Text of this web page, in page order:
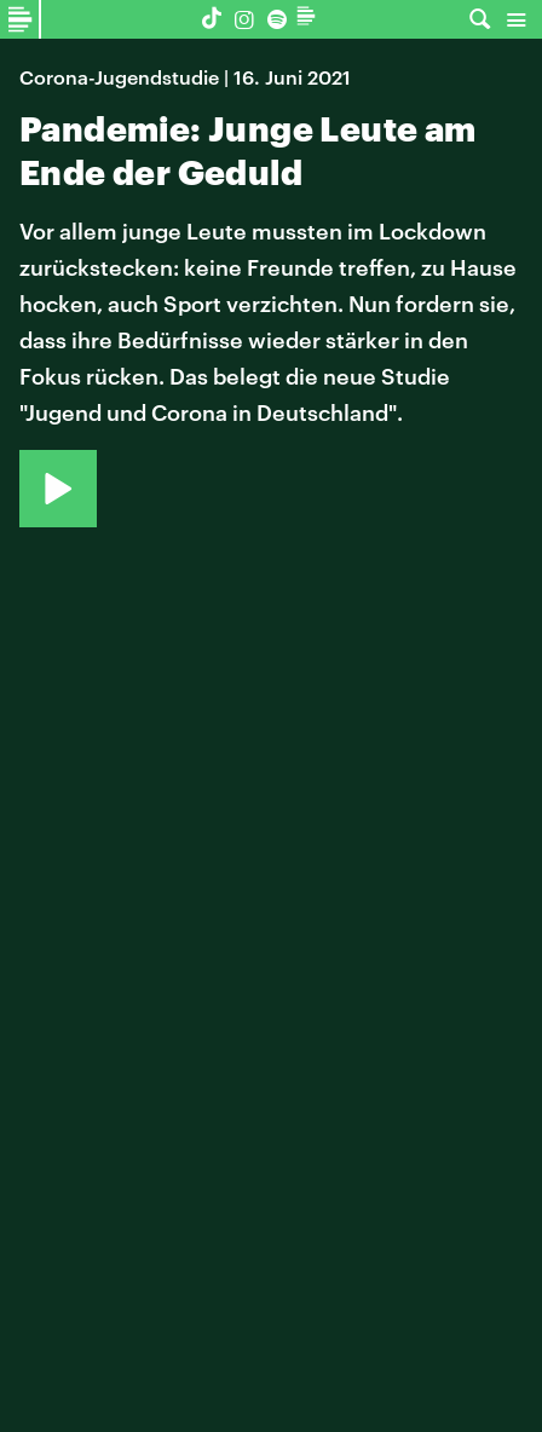
Corona-Jugendstudie | 16. Juni 2021
Pandemie: Junge Leute am
Ende der Geduld
Vor allem junge Leute mussten im Lockdown
zurückstecken: keine Freunde treffen, zu Hause
hocken, auch Sport verzichten. Nun fordern sie,
dass ihre Bedürfnisse wieder stärker in den
Fokus rücken. Das belegt die neue Studie
"Jugend und Corona in Deutschland".